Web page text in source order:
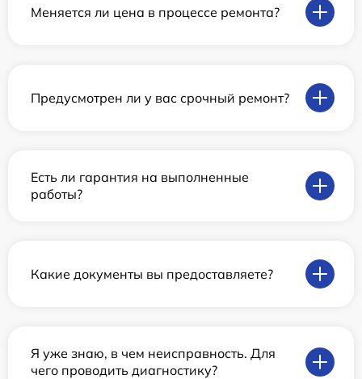
Меняется ли цена в процессе ремонта?
Предусмотрен ли у вас срочный ремонт?
Есть ли гарантия на выполненные
работы?
Какие документы вы предоставляете?
Я уже знаю, в чем неисправность. Для
чего проводить диагностику?